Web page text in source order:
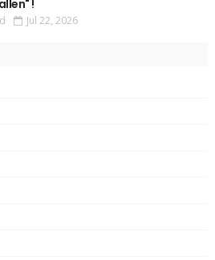
!
Jul 22, 2026